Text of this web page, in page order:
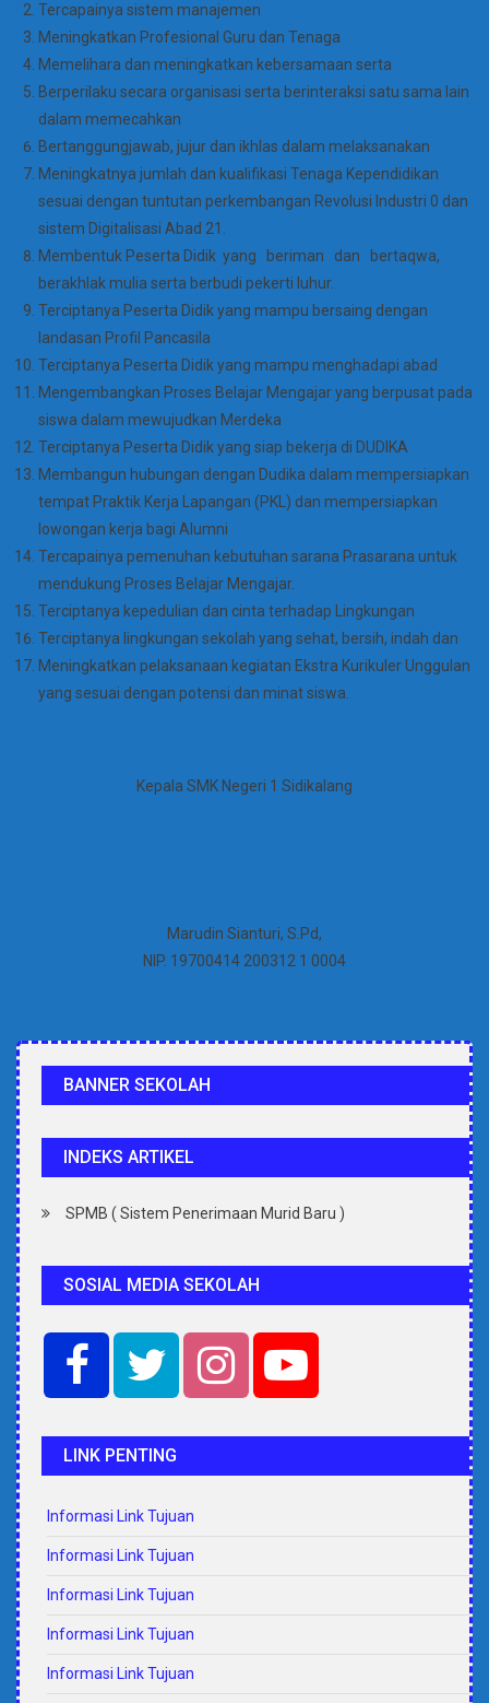
Tercapainya sistem manajemen
Meningkatkan Profesional Guru dan Tenaga
Memelihara dan meningkatkan kebersamaan serta
Berperilaku secara organisasi serta berinteraksi satu sama lain
dalam memecahkan
Bertanggungjawab, jujur dan ikhlas dalam melaksanakan
Meningkatnya jumlah dan kualifikasi Tenaga Kependidikan
sesuai dengan tuntutan perkembangan Revolusi Industri 0 dan
sistem Digitalisasi Abad 21.
Membentuk Peserta Didik yang beriman dan bertaqwa,
berakhlak mulia serta berbudi pekerti luhur.
Terciptanya Peserta Didik yang mampu bersaing dengan
landasan Profil Pancasila
Terciptanya Peserta Didik yang mampu menghadapi abad
Mengembangkan Proses Belajar Mengajar yang berpusat pada
siswa dalam mewujudkan Merdeka
Terciptanya Peserta Didik yang siap bekerja di DUDIKA
Membangun hubungan dengan Dudika dalam mempersiapkan
tempat Praktik Kerja Lapangan (PKL) dan mempersiapkan
lowongan kerja bagi Alumni
Tercapainya pemenuhan kebutuhan sarana Prasarana untuk
mendukung Proses Belajar Mengajar.
Terciptanya kepedulian dan cinta terhadap Lingkungan
Terciptanya lingkungan sekolah yang sehat, bersih, indah dan
Meningkatkan pelaksanaan kegiatan Ekstra Kurikuler Unggulan
yang sesuai dengan potensi dan minat siswa.
Kepala SMK Negeri 1 Sidikalang
Marudin Sianturi, S.Pd,
NIP. 19700414 200312 1 0004
BANNER SEKOLAH
INDEKS ARTIKEL
SPMB ( Sistem Penerimaan Murid Baru )
SOSIAL MEDIA SEKOLAH
LINK PENTING
Informasi Link Tujuan
Informasi Link Tujuan
Informasi Link Tujuan
Informasi Link Tujuan
Informasi Link Tujuan